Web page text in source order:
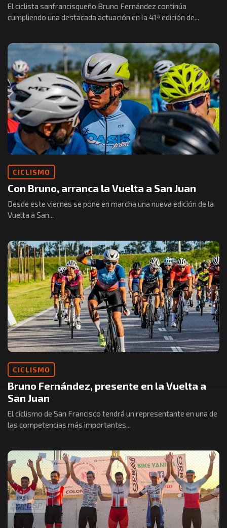
El ciclista sanfrancisqueño Bruno Fernández continúa
cumpliendo una destacada actuación en la 41ª edición de...
CICLISMO
Con Bruno, arranca la Vuelta a San Juan
Desde este viernes se pone en marcha una nueva edición de la
Vuelta a San...
CICLISMO
Bruno Fernández, presente en la Vuelta a
San Juan
El ciclismo de San Francisco tendrá un representante en una de
las competencias más importantes...